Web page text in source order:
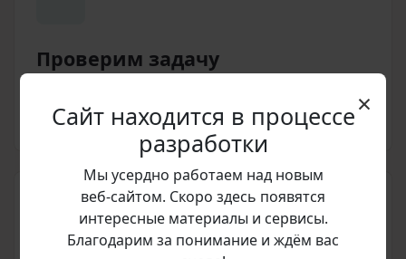
Проверим задачу
статус обновлений и нужные модули.
×
Сайт находится в процессе
разработки
Мы усердно работаем над новым
веб‑сайтом. Скоро здесь появятся
интересные материалы и сервисы.
Благодарим за понимание и ждём вас